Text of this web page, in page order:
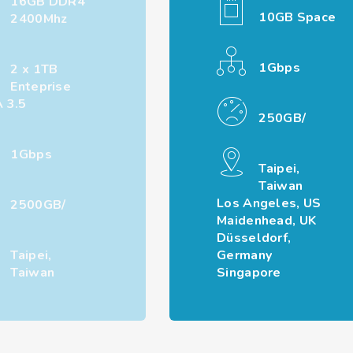
2400Mhz
2 x 1TB
Enteprise
3.5
1Gbps
2500GB/
Taipei,
Taiwan
10GB Space
1Gbps
250GB/
Taipei,
Taiwan
Los Angeles, US
Maidenhead, UK
Düsseldorf,
Germany
Singapore